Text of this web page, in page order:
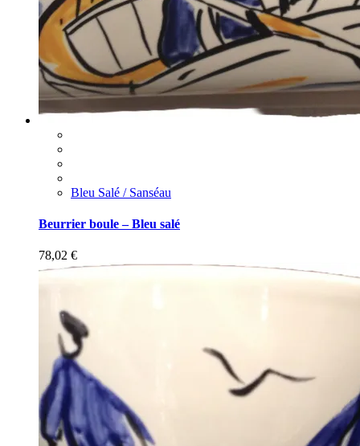
Bleu Salé / Sanséau
Beurrier boule – Bleu salé
78,02 €